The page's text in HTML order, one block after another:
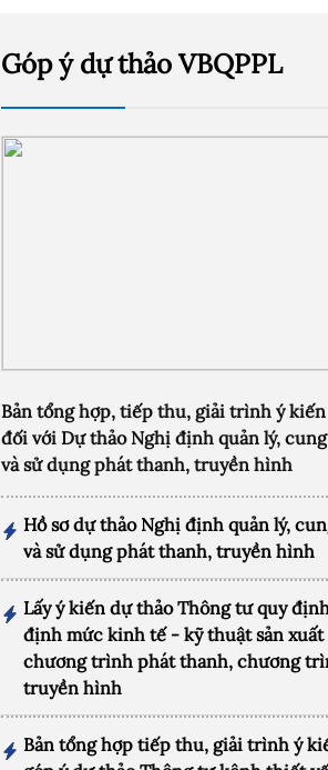
Góp ý dự thảo VBQPPL
Bản tổng hợp, tiếp thu, giải trình ý kiến
đối với Dự thảo Nghị định quản lý,
và sử dụng phát thanh, truyền hình
Hồ sơ dự thảo Nghị định quản lý,
và sử dụng phát thanh, truyền hình
Lấy ý kiến dự thảo Thông tư quy
định mức kinh tế - kỹ thuật sản xuất
chương trình phát thanh, chương
truyền hình
Bản tổng hợp tiếp thu, giải trình ý